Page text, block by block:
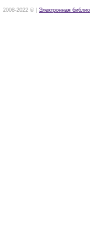
2008-2022 © | Электронная